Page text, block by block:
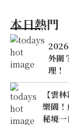
本日熱門
外圍
理！
【雲
樂園
秘境